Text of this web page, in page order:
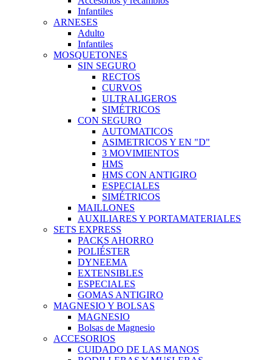
Infantiles
ARNESES
Adulto
Infantiles
MOSQUETONES
SIN SEGURO
RECTOS
CURVOS
ULTRALIGEROS
SIMÉTRICOS
CON SEGURO
AUTOMATICOS
ASIMETRICOS Y EN "D"
3 MOVIMIENTOS
HMS
HMS CON ANTIGIRO
ESPECIALES
SIMÉTRICOS
MAILLONES
AUXILIARES Y PORTAMATERIALES
SETS EXPRESS
PACKS AHORRO
POLIÉSTER
DYNEEMA
EXTENSIBLES
ESPECIALES
GOMAS ANTIGIRO
MAGNESIO Y BOLSAS
MAGNESIO
Bolsas de Magnesio
ACCESORIOS
CUIDADO DE LAS MANOS